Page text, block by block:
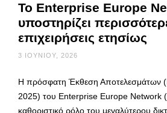
Το Enterprise Europe
υποστηρίζει
επιχειρήσεις ετησίως
3 ΙΟΥΝΊΟΥ, 2026
Η πρόσφατη Έκθεση Αποτελεσμάτων
2025) του Enterprise Europe Network
καθοριστικό ρόλο του μεγαλύτερου